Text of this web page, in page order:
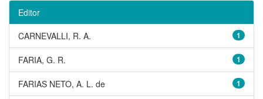
Editor
1
CARNEVALLI, R. A.
1
FARIA, G. R.
1
FARIAS NETO, A. L. de